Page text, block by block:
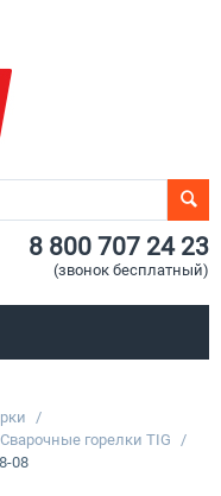
8 800 707 24 23
(звонок бесплатный)
/
Сварочные горелки TIG /
08